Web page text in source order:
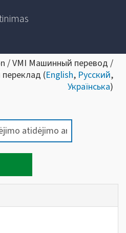
/ VMI Машинный перевод /
(English, Русский,
Українська)